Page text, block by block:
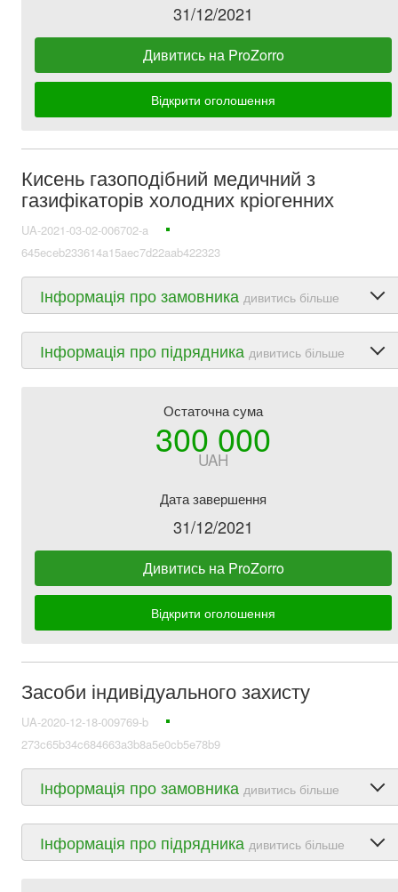
31/12/2021
Дивитись на ProZorro
Відкрити оголошення
Кисень газоподібний медичний з
газифікаторів холодних кріогенних
UA-2021-03-02-006702-a
645eceb233614a15aec7d22aab422323
Інформація про замовника дивитись більше
Інформація про підрядника дивитись більше
Остаточна сума
300 000
UAH
Дата завершення
31/12/2021
Дивитись на ProZorro
Відкрити оголошення
Засоби індивідуального захисту
UA-2020-12-18-009769-b
273c65b34c684663a3b8a5e0cb5e78b9
Інформація про замовника дивитись більше
Інформація про підрядника дивитись більше